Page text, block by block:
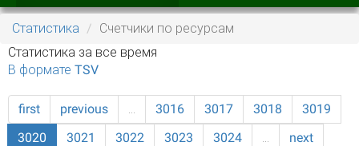
вкладка)
Статистика
Счетчики по ресурсам
Статистика за все время
В формате TSV
first previous … 3016 3017 3018
3019
3020
3021 3022 3023 3024 …
next